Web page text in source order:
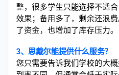
整，很多学生只能选择不适
效果；备用多了，剩余还浪
了资金，也增加了库存压力。
3、思戴尔能提供什么服务？
您只需要告诉我们学校的大